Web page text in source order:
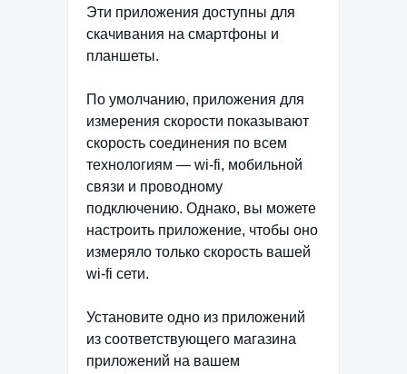
Эти приложения доступны для
скачивания на смартфоны и
планшеты.
По умолчанию, приложения для
измерения скорости показывают
скорость соединения по всем
технологиям — wi-fi, мобильной
связи и проводному
подключению. Однако, вы можете
настроить приложение, чтобы оно
измеряло только скорость вашей
wi-fi сети.
Установите одно из приложений
из соответствующего магазина
приложений на вашем